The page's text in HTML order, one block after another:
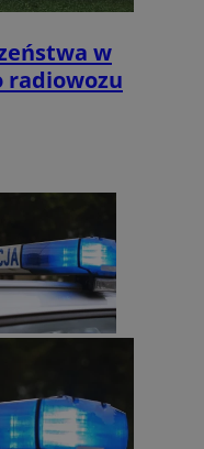
w
radiowozu